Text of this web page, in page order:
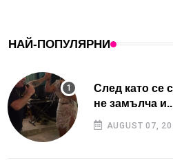
НАЙ-ПОПУЛЯРНИ
След като се
не замълча
AUGUST 07,